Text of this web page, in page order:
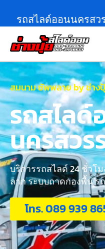
รถสไลด์ออนนครสว
สมนาม ซัพพลาย by ช่าง
รถสไลด์
นครสวร
บริการรถสไลด์ 24 ชั่วโ
ลาก ระบบถาดกองพื้น ร
โทร. 089 939